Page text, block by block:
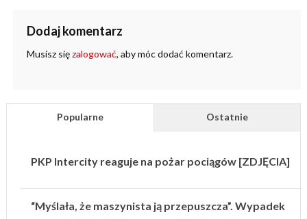
Dodaj komentarz
Musisz sięzalogować, aby móc dodać komentarz.
Popularne Ostatnie
PKP Intercity reaguje na pożar pociągów [ZDJĘCIA]
“Myślała, że maszynista ją przepuszcza”. Wypadek